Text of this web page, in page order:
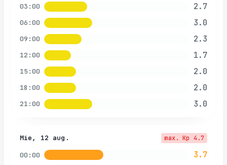
03:00 2.7
06:00 3.0
09:00 2.3
12:00 1.7
15:00 2.0
18:00 2.0
21:00 3.0
Mie, 12 aug. max. Kp 4.7
00:00 3.7